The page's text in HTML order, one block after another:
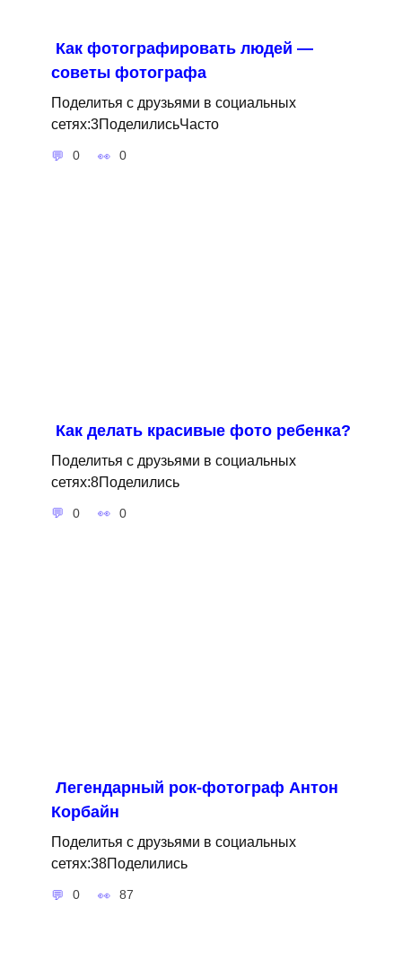
Как фотографировать людей —
советы фотографа
Поделитья с друзьями в социальных
сетях:3ПоделилисьЧасто
0 0
Как делать красивые фото ребенка?
Поделитья с друзьями в социальных
сетях:8Поделились
0 0
Легендарный рок-фотограф Антон
Корбайн
Поделитья с друзьями в социальных
сетях:38Поделились
0 87